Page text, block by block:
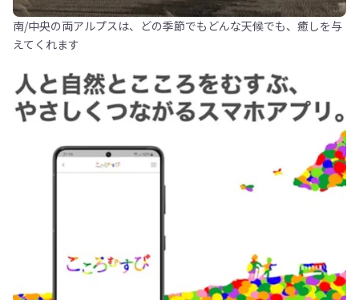
南/中央の両アルプスは、どの季節でもどんな天候でも、癒しを与
えてくれます